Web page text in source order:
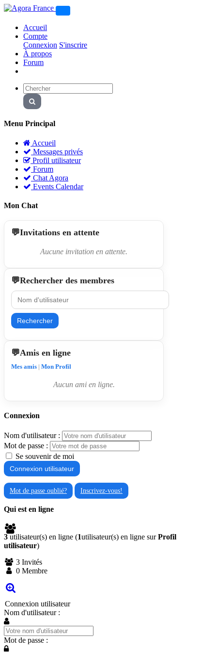
Accueil
Compte
Connexion S'inscrire
À propos
Forum
Menu Principal
Accueil
Messages privés
Profil utilisateur
Forum
Chat Agora
Events Calendar
Mon Chat
Invitations en attente
Aucune invitation en attente.
Rechercher des membres
Rechercher
Amis en ligne
Mes amis | Mon Profil
Aucun ami en ligne.
Connexion
Nom d'utilisateur :
Mot de passe :
Se souvenir de moi
Mot de passe oublié? Inscrivez-vous!
Qui est en ligne
3 utilisateur(s) en ligne (1utilisateur(s) en ligne surProfil
utilisateur)
3 Invités
0 Membre
Connexion utilisateur
Nom d'utilisateur :
Mot de passe :